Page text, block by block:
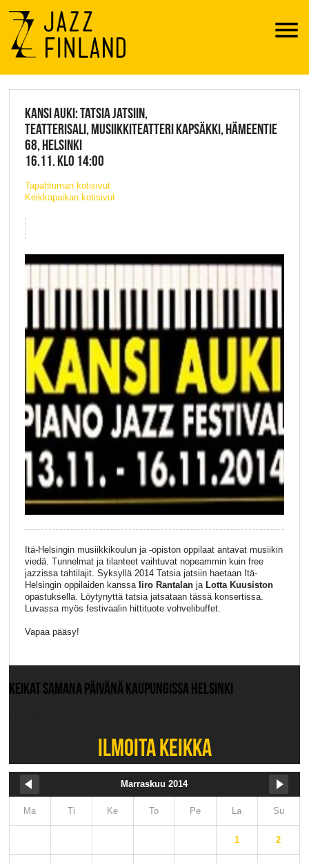
Menu
JAZZ FINLAND LIVE
KANSI AUKI: TATSIA JATSIIN,
TEATTERISALI, MUSIIKKITEATTERI KAPSÄKKI, HÄMEENTIE
68, HELSINKI
16.11. KLO 14:00
Tapahtuman kotisivut
Keikkapaikan kotisivut
Itä-Helsingin musiikkikoulun ja -opiston oppilaat antavat musiikin
viedä. Tunnelmat ja tilanteet vaihtuvat nopeammin kuin free
jazzissa tahtilajit. Syksyllä 2014 Tatsia jatsiin haetaan Itä-
Helsingin oppilaiden kanssa Iiro Rantalanja Lotta Kuusiston
opastuksella. Löytynyttä tatsia jatsataan tässä konsertissa.
Luvassa myös festivaalin hittituote vohvelibuffet.
Vapaa pääsy!
KEIKAT SAMANA PÄIVÄNÄ KAUPUNGISSA HELSINKI
ILMOITA KEIKKA
Marraskuu 2014
Ma Ti Ke To Pe La Su
1 2